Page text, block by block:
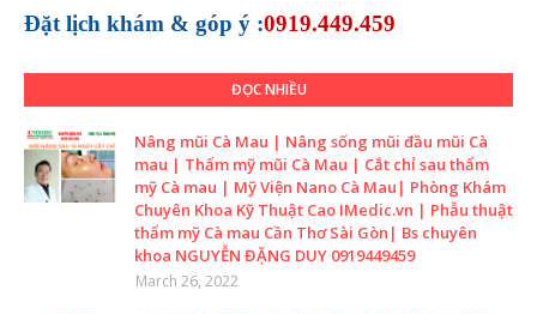
Đặt lịch khám & góp ý :0919.449.459
ĐỌC NHIỀU
Nâng mũi Cà Mau | Nâng sống mũi đầu mũi Cà
mau | Thẩm mỹ mũi Cà Mau | Cắt chỉ sau thẩm
mỹ Cà mau | Mỹ Viện Nano Cà Mau| Phòng Khám
Chuyên Khoa Kỹ Thuật Cao IMedic.vn | Phẫu thuật
thẩm mỹ Cà mau Cần Thơ Sài Gòn| Bs chuyên
khoa NGUYỄN ĐẶNG DUY 0919449459
March 26, 2022